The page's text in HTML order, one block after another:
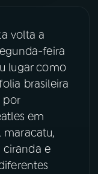
volta a
feira
lugar como
brasileira
por
em
maracatu,
ciranda e